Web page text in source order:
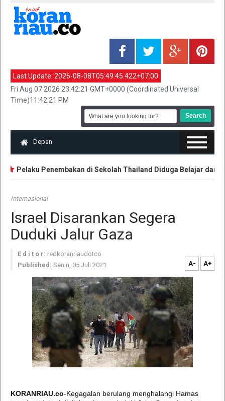
Last Update: 2026-08-08T05:49:45.422+07:00
Fri Aug 07 2026 23:42:21 GMT+0000 (Coordinated Universal
Time)11:42:21 PM
Depan
Pelaku Penembakan di Sekolah Thailand Diduga Belajar dari
Internasional
Israel Disarankan Segera
Duduki Jalur Gaza
E d i t o r: redkoranriaudotco
Published: Senin, 05 Juli 2021 A- A+
KORANRIAU.co-Kegagalan berulang menghalangi Hamas